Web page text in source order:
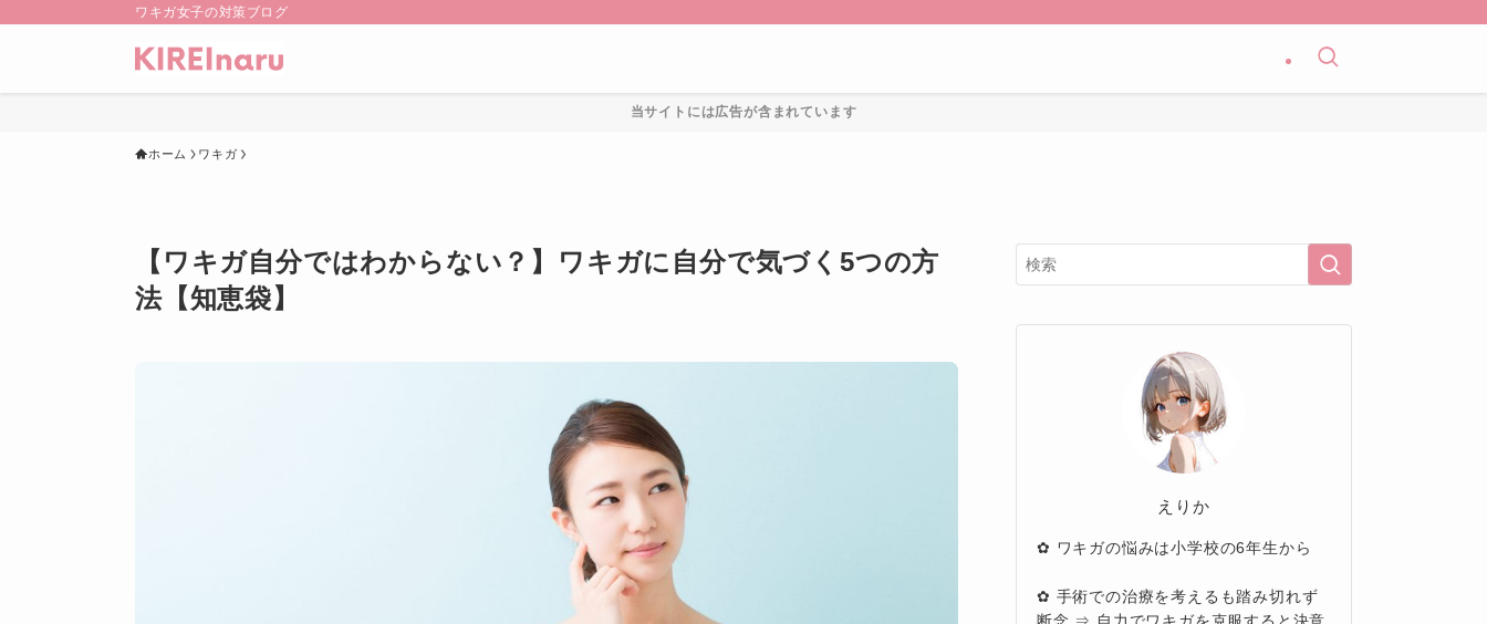
ワキガ女子の対策ブログ
当サイトには広告が含まれています
ホーム ワキガ
【ワキガ自分ではわからない？】ワキガに自分で気づく5つの方
法【知恵袋】
えりか
✿ ワキガの悩みは小学校の6年生から
✿ 手術での治療を考えるも踏み切れず
断念 ⇒ 自力でワキガを克服すると決意